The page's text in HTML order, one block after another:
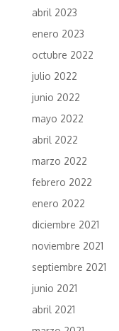
abril 2023
enero 2023
octubre 2022
julio 2022
junio 2022
mayo 2022
abril 2022
marzo 2022
febrero 2022
enero 2022
diciembre 2021
noviembre 2021
septiembre 2021
junio 2021
abril 2021